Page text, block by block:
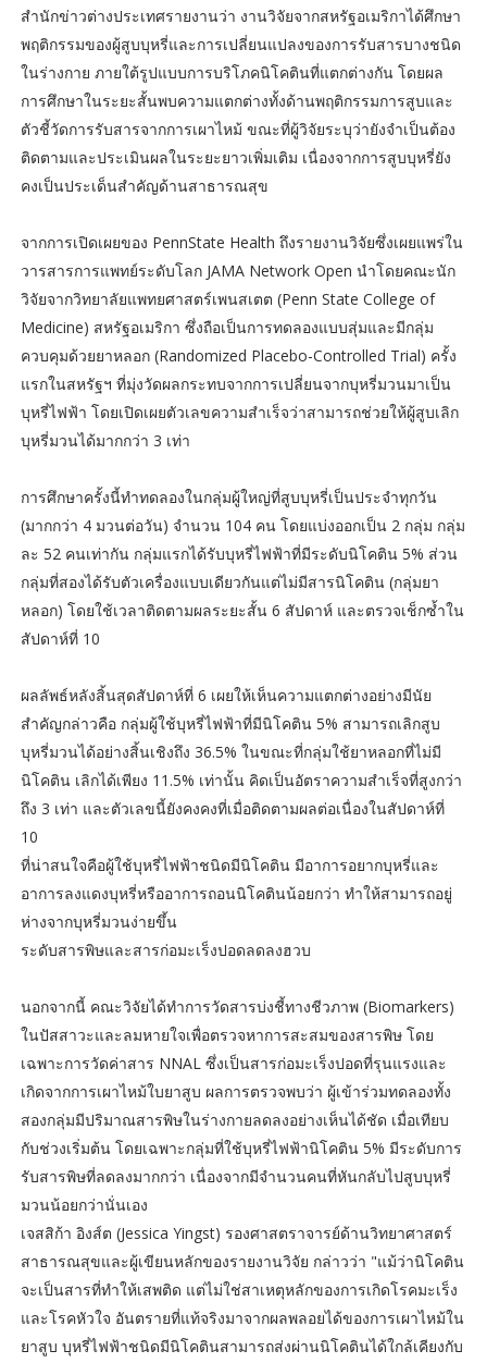
สำนักข่าวต่างประเทศรายงานว่า งานวิจัยจากสหรัฐอเมริกาได้ศึกษา
พฤติกรรมของผู้สูบบุหรี่และการเปลี่ยนแปลงของการรับสารบางชนิด
ในร่างกาย ภายใต้รูปแบบการบริโภคนิโคตินที่แตกต่างกัน โดยผล
การศึกษาในระยะสั้นพบความแตกต่างทั้งด้านพฤติกรรมการสูบและ
ตัวชี้วัดการรับสารจากการเผาไหม้ ขณะที่ผู้วิจัยระบุว่ายังจำเป็นต้อง
ติดตามและประเมินผลในระยะยาวเพิ่มเติม เนื่องจากการสูบบุหรี่ยัง
คงเป็นประเด็นสำคัญด้านสาธารณสุข
จากการเปิดเผยของ PennState Health ถึงรายงานวิจัยซึ่งเผยแพร่ใน
วารสารการแพทย์ระดับโลก JAMA Network Open นำโดยคณะนัก
วิจัยจากวิทยาลัยแพทยศาสตร์เพนสเตต (Penn State College of
Medicine) สหรัฐอเมริกา ซึ่งถือเป็นการทดลองแบบสุ่มและมีกลุ่ม
ควบคุมด้วยยาหลอก (Randomized Placebo-Controlled Trial) ครั้ง
แรกในสหรัฐฯ ที่มุ่งวัดผลกระทบจากการเปลี่ยนจากบุหรี่มวนมาเป็น
บุหรี่ไฟฟ้า โดยเปิดเผยตัวเลขความสำเร็จว่าสามารถช่วยให้ผู้สูบเลิก
บุหรี่มวนได้มากกว่า 3 เท่า
การศึกษาครั้งนี้ทำทดลองในกลุ่มผู้ใหญ่ที่สูบบุหรี่เป็นประจำทุกวัน
(มากกว่า 4 มวนต่อวัน) จำนวน 104 คน โดยแบ่งออกเป็น 2 กลุ่ม กลุ่ม
ละ 52 คนเท่ากัน กลุ่มแรกได้รับบุหรี่ไฟฟ้าที่มีระดับนิโคติน 5% ส่วน
กลุ่มที่สองได้รับตัวเครื่องแบบเดียวกันแต่ไม่มีสารนิโคติน (กลุ่มยา
หลอก) โดยใช้เวลาติดตามผลระยะสั้น 6 สัปดาห์ และตรวจเช็กซ้ำใน
สัปดาห์ที่ 10
ผลลัพธ์หลังสิ้นสุดสัปดาห์ที่ 6 เผยให้เห็นความแตกต่างอย่างมีนัย
สำคัญกล่าวคือ กลุ่มผู้ใช้บุหรี่ไฟฟ้าที่มีนิโคติน 5% สามารถเลิกสูบ
บุหรี่มวนได้อย่างสิ้นเชิงถึง 36.5% ในขณะที่กลุ่มใช้ยาหลอกที่ไม่มี
นิโคติน เลิกได้เพียง 11.5% เท่านั้น คิดเป็นอัตราความสำเร็จที่สูงกว่า
ถึง 3 เท่า และตัวเลขนี้ยังคงคงที่เมื่อติดตามผลต่อเนื่องในสัปดาห์ที่
10
ที่น่าสนใจคือผู้ใช้บุหรี่ไฟฟ้าชนิดมีนิโคติน มีอาการอยากบุหรี่และ
อาการลงแดงบุหรี่หรืออาการถอนนิโคตินน้อยกว่า ทำให้สามารถอยู่
ห่างจากบุหรี่มวนง่ายขึ้น
ระดับสารพิษและสารก่อมะเร็งปอดลดลงฮวบ
นอกจากนี้ คณะวิจัยได้ทำการวัดสารบ่งชี้ทางชีวภาพ (Biomarkers)
ในปัสสาวะและลมหายใจเพื่อตรวจหาการสะสมของสารพิษ โดย
เฉพาะการวัดค่าสาร NNAL ซึ่งเป็นสารก่อมะเร็งปอดที่รุนแรงและ
เกิดจากการเผาไหม้ใบยาสูบ ผลการตรวจพบว่า ผู้เข้าร่วมทดลองทั้ง
สองกลุ่มมีปริมาณสารพิษในร่างกายลดลงอย่างเห็นได้ชัด เมื่อเทียบ
กับช่วงเริ่มต้น โดยเฉพาะกลุ่มที่ใช้บุหรี่ไฟฟ้านิโคติน 5% มีระดับการ
รับสารพิษที่ลดลงมากกว่า เนื่องจากมีจำนวนคนที่หันกลับไปสูบบุหรี่
มวนน้อยกว่านั่นเอง
เจสสิก้า อิงส์ต (Jessica Yingst) รองศาสตราจารย์ด้านวิทยาศาสตร์
สาธารณสุขและผู้เขียนหลักของรายงานวิจัย กล่าวว่า "แม้ว่านิโคติน
จะเป็นสารที่ทำให้เสพติด แต่ไม่ใช่สาเหตุหลักของการเกิดโรคมะเร็ง
และโรคหัวใจ อันตรายที่แท้จริงมาจากผลพลอยได้ของการเผาไหม้ใน
ยาสูบ บุหรี่ไฟฟ้าชนิดมีนิโคตินสามารถส่งผ่านนิโคตินได้ใกล้เคียงกับ